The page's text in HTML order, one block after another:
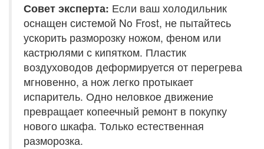
Совет эксперта: Если ваш холодильник
оснащен системой No Frost, не пытайтесь
ускорить разморозку ножом, феном или
кастрюлями с кипятком. Пластик
воздуховодов деформируется от перегрева
мгновенно, а нож легко протыкает
испаритель. Одно неловкое движение
превращает копеечный ремонт в покупку
нового шкафа. Только естественная
разморозка.